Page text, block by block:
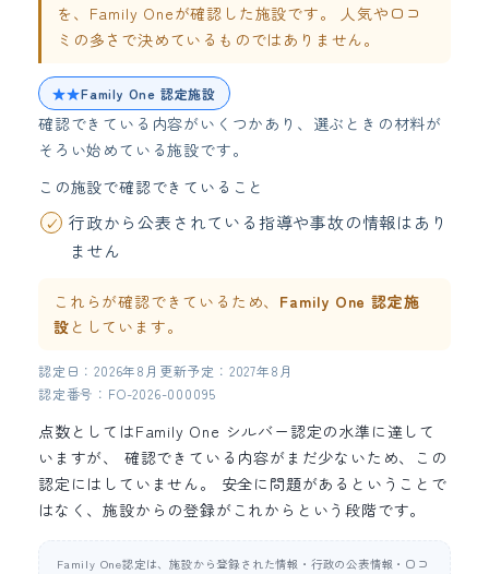
を、Family Oneが確認した施設です。 人気や口コ
ミの多さで決めているものではありません。
★★Family One 認定施設
確認できている内容がいくつかあり、選ぶときの材料が
そろい始めている施設です。
この施設で確認できていること
行政から公表されている指導や事故の情報はあり
ません
これらが確認できているため、 Family One 認定施
設 としています。
認定日：2026年8月 更新予定：2027年8月
認定番号：FO-2026-000095
点数としてはFamily One シルバー認定の水準に達して
いますが、 確認できている内容がまだ少ないため、この
認定にはしていません。 安全に問題があるということで
はなく、施設からの登録がこれからという段階です。
Family One認定は、施設から登録された情報・行政の公表情報・口コ